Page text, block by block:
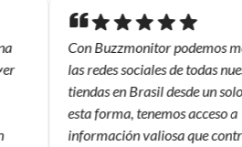
Con Buzzmonitor podemos
las redes sociales de todas
tiendas en Brasil desde un solo
esta forma, tenemos acceso a
información valiosa que